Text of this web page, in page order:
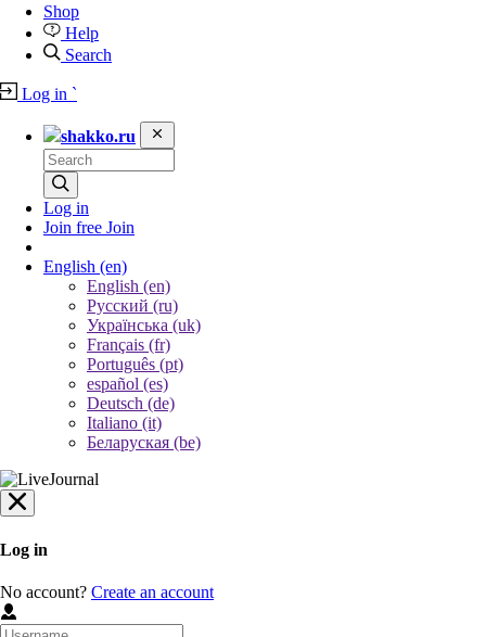
Shop
Help
Search
Log in `
shakko.ru
Log in
Join free Join
English (en)
English (en)
Русский (ru)
Українська (uk)
Français (fr)
Português (pt)
español (es)
Deutsch (de)
Italiano (it)
Беларуская (be)
Log in
No account? Create an account